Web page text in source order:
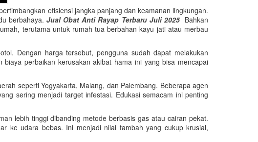
efisiensi jangka panjang dan keamanan lingkungan.
berbahaya. Jual Obat Anti Rayap Terbaru Juli 2025Bahkan
terutama untuk rumah tua berbahan kayu jati atau merbau
Dengan harga tersebut, pengguna sudah dapat melakukan
perbaikan kerusakan akibat hama ini yang bisa mencapai
seperti Yogyakarta, Malang, dan Palembang. Beberapa agen
sering menjadi target infestasi. Edukasi semacam ini penting
lebih tinggi dibanding metode berbasis gas atau cairan pekat.
ke udara bebas. Ini menjadi nilai tambah yang cukup krusial,